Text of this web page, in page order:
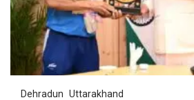
Dehradun Uttarakhand